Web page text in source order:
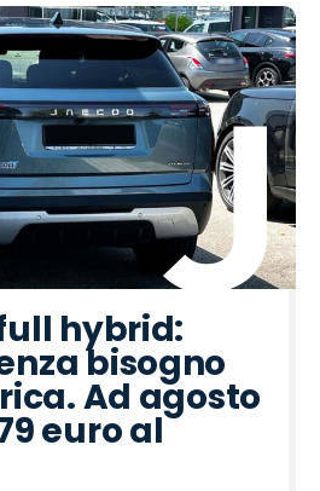
hybrid:
bisogno
Ad agosto
euro al